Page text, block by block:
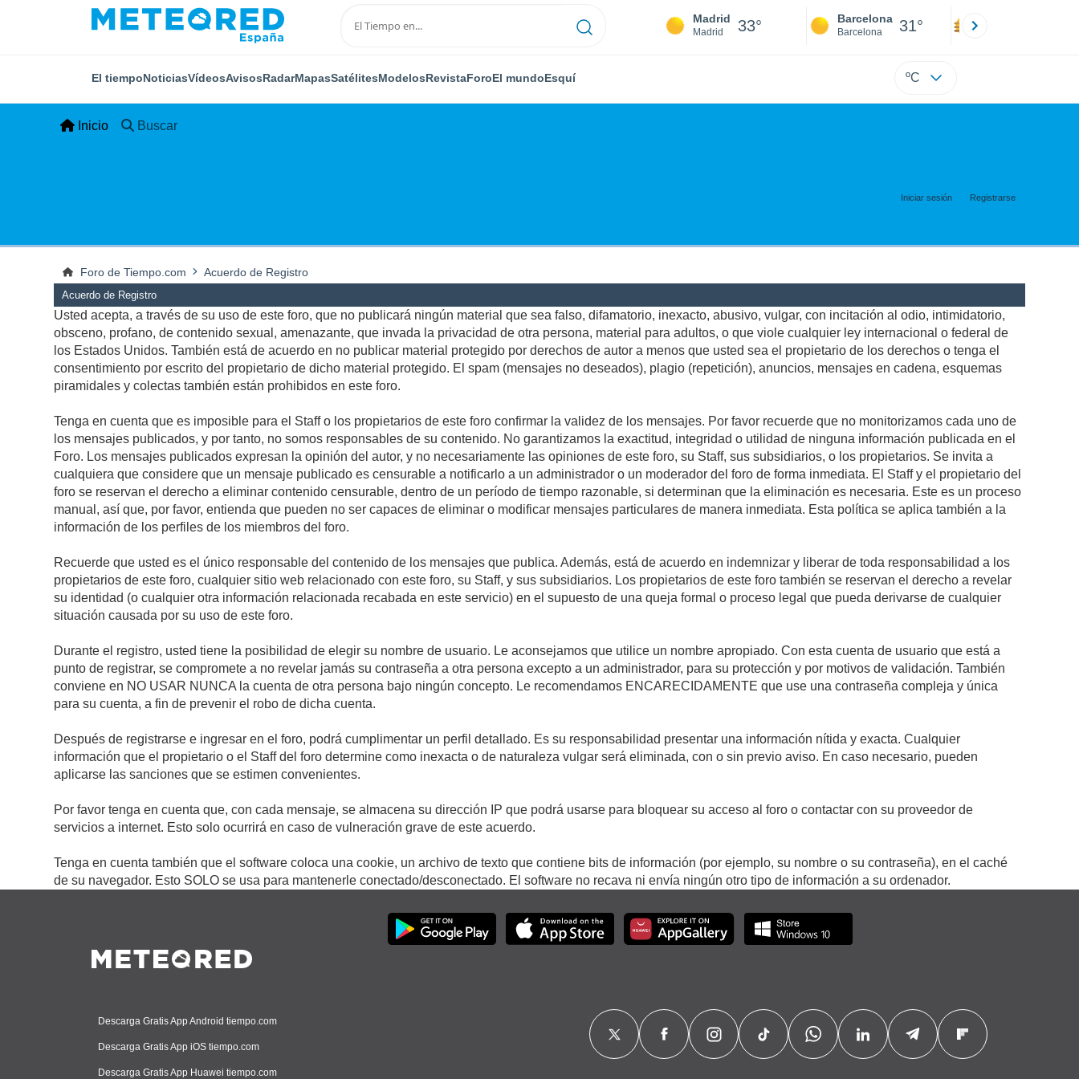
Madrid
Madrid 33° Barcelona
Barcelona 31°
El tiempoNoticiasVídeosAvisosRadarMapasSatélitesModelosRevistaForoEl mundoEsquí ºC
Inicio Buscar
Iniciar sesión Registrarse
Foro de Tiempo.com Acuerdo de Registro
Acuerdo de Registro
Usted acepta, a través de su uso de este foro, que no publicará ningún material que sea falso, difamatorio, inexacto, abusivo, vulgar, con incitación al odio, intimidatorio,
obsceno, profano, de contenido sexual, amenazante, que invada la privacidad de otra persona, material para adultos, o que viole cualquier ley internacional o federal de
los Estados Unidos. También está de acuerdo en no publicar material protegido por derechos de autor a menos que usted sea el propietario de los derechos o tenga el
consentimiento por escrito del propietario de dicho material protegido. El spam (mensajes no deseados), plagio (repetición), anuncios, mensajes en cadena, esquemas
piramidales y colectas también están prohibidos en este foro.
Tenga en cuenta que es imposible para el Staff o los propietarios de este foro confirmar la validez de los mensajes. Por favor recuerde que no monitorizamos cada uno de
los mensajes publicados, y por tanto, no somos responsables de su contenido. No garantizamos la exactitud, integridad o utilidad de ninguna información publicada en el
Foro. Los mensajes publicados expresan la opinión del autor, y no necesariamente las opiniones de este foro, su Staff, sus subsidiarios, o los propietarios. Se invita a
cualquiera que considere que un mensaje publicado es censurable a notificarlo a un administrador o un moderador del foro de forma inmediata. El Staff y el propietario del
foro se reservan el derecho a eliminar contenido censurable, dentro de un período de tiempo razonable, si determinan que la eliminación es necesaria. Este es un proceso
manual, así que, por favor, entienda que pueden no ser capaces de eliminar o modificar mensajes particulares de manera inmediata. Esta política se aplica también a la
información de los perfiles de los miembros del foro.
Recuerde que usted es el único responsable del contenido de los mensajes que publica. Además, está de acuerdo en indemnizar y liberar de toda responsabilidad a los
propietarios de este foro, cualquier sitio web relacionado con este foro, su Staff, y sus subsidiarios. Los propietarios de este foro también se reservan el derecho a revelar
su identidad (o cualquier otra información relacionada recabada en este servicio) en el supuesto de una queja formal o proceso legal que pueda derivarse de cualquier
situación causada por su uso de este foro.
Durante el registro, usted tiene la posibilidad de elegir su nombre de usuario. Le aconsejamos que utilice un nombre apropiado. Con esta cuenta de usuario que está a
punto de registrar, se compromete a no revelar jamás su contraseña a otra persona excepto a un administrador, para su protección y por motivos de validación. También
conviene en NO USAR NUNCA la cuenta de otra persona bajo ningún concepto. Le recomendamos ENCARECIDAMENTE que use una contraseña compleja y única
para su cuenta, a fin de prevenir el robo de dicha cuenta.
Después de registrarse e ingresar en el foro, podrá cumplimentar un perfil detallado. Es su responsabilidad presentar una información nítida y exacta. Cualquier
información que el propietario o el Staff del foro determine como inexacta o de naturaleza vulgar será eliminada, con o sin previo aviso. En caso necesario, pueden
aplicarse las sanciones que se estimen convenientes.
Por favor tenga en cuenta que, con cada mensaje, se almacena su dirección IP que podrá usarse para bloquear su acceso al foro o contactar con su proveedor de
servicios a internet. Esto solo ocurrirá en caso de vulneración grave de este acuerdo.
Tenga en cuenta también que el software coloca una cookie, un archivo de texto que contiene bits de información (por ejemplo, su nombre o su contraseña), en el caché
de su navegador. Esto SOLO se usa para mantenerle conectado/desconectado. El software no recava ni envía ningún otro tipo de información a su ordenador.
Descarga Gratis App Android tiempo.com
Descarga Gratis App iOS tiempo.com
Descarga Gratis App Huawei tiempo.com